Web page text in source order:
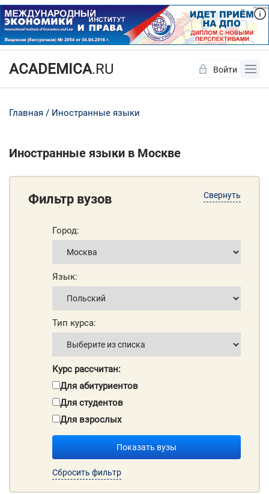
ACADEMICA.RU Войти
Главная Иностранные языки
Иностранные языки в Москве
Свернуть
Фильтр вузов
Город:
Язык:
Тип курса:
Курс рассчитан:
Для абитуриентов
Для студентов
Для взрослых
Показать вузы
Сбросить фильтр
Да Нет